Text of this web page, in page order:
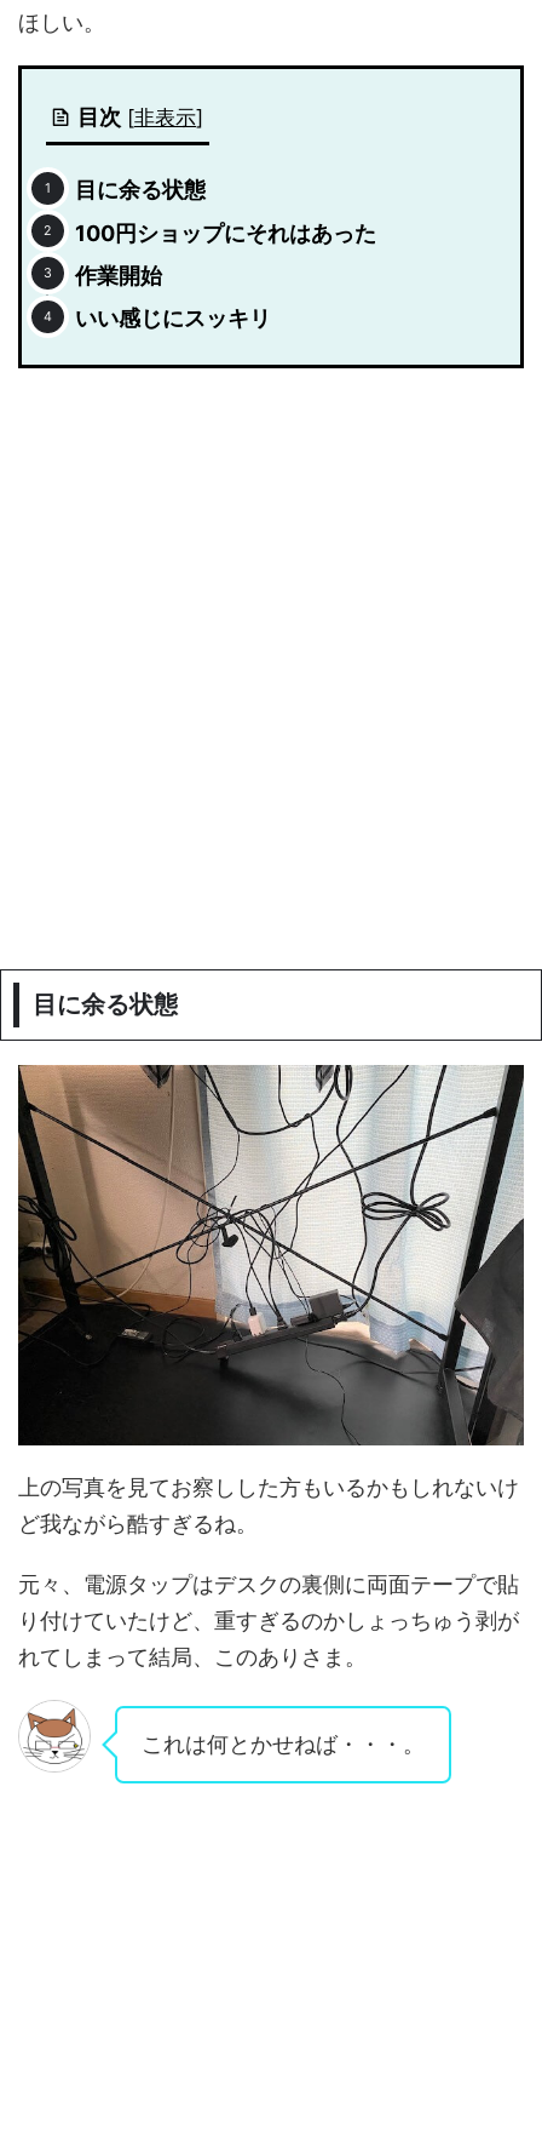
ほしい。
目次 [非表示]
目に余る状態
100円ショップにそれはあった
作業開始
いい感じにスッキリ
目に余る状態
上の写真を見てお察しした方もいるかもしれないけ
ど我ながら酷すぎるね。
元々、電源タップはデスクの裏側に両面テープで貼
り付けていたけど、重すぎるのかしょっちゅう剥が
れてしまって結局、このありさま。
これは何とかせねば・・・。